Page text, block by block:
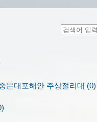
문대포해안 주상절리대 (0)